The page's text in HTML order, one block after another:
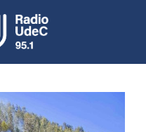
en vivo